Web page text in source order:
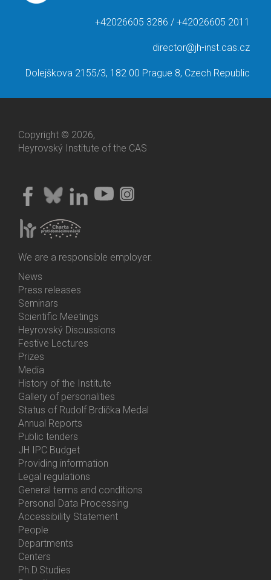
+42026605 3286 / +42026605 2011
director@jh-inst.cas.cz
Dolejškova 2155/3, 182 00 Prague 8, Czech Republic
Copyright © 2026,
Heyrovský Institute of the CAS
We are a responsible employer.
Bottom
Menu
Activities
News
Press releases
Seminars
Scientific Meetings
Heyrovský Discussions
Festive Lectures
Prizes
Media
History of the Institute
Gallery of personalities
Status of Rudolf Brdička Medal
Bottom
Menu
About
Us
Annual Reports
Public tenders
JH IPC Budget
Providing information
Legal regulations
General terms and conditions
Personal Data Processing
Accessibility Statement
Bottom
Menu
Contacts
People
Departments
Centers
Ph.D.Studies